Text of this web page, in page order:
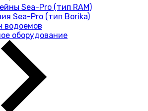
Sea-Pro (тип RAM)
Sea-Pro (тип Borika)
водоемов
оборудование